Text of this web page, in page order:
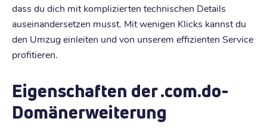
dass du dich mit komplizierten technischen Details
auseinandersetzen musst. Mit wenigen Klicks kannst du
den Umzug einleiten und von unserem effizienten Service
profitieren.
Eigenschaften der .com.do-
Domänerweiterung